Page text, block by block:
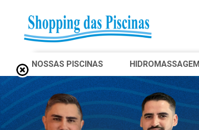
NOSSAS PISCINAS HIDROMASSAGEM